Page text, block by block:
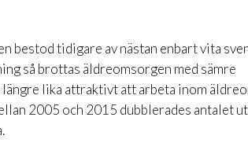
bestod tidigare av nästan enbart vita
så brottas äldreomsorgen med sämre
lika attraktivt att arbeta inom
2005 och 2015 dubblerades antalet